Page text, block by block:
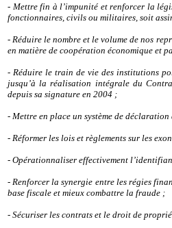
- Mettre fin à l’impunité et renforcer la
fonctionnaires, civils ou militaires, soit
- Réduire le nombre et le volume de nos
en matière de coopération économique et
- Réduire le train de vie des institutions
jusqu’à la réalisation intégrale du
depuis sa signature en 2004 ;
- Mettre en place un système de
- Réformer les lois et règlements sur les
- Opérationnaliser effectivement
- Renforcer la synergie entre les régies
base fiscale et mieux combattre la fraude ;
- Sécuriser les contrats et le droit de